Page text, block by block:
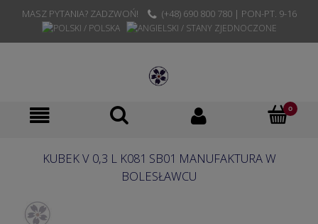
MASZ PYTANIA? ZADZWOŃ! (+48) 690 800 780 | PON-PT. 9-16
KUBEK V 0,3 L K081 SB01 MANUFAKTURA W
BOLESŁAWCU